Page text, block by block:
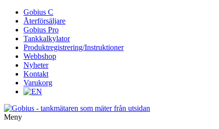
vidare
innehåll
Gobius C
Återförsäljare
Gobius Pro
Tankkalkylator
Produktregistrering/Instruktioner
Webbshop
Nyheter
Kontakt
Varukorg
Meny